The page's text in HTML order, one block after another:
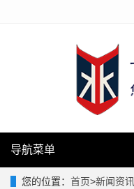
导航菜单
您的位置： 首页>新闻资讯